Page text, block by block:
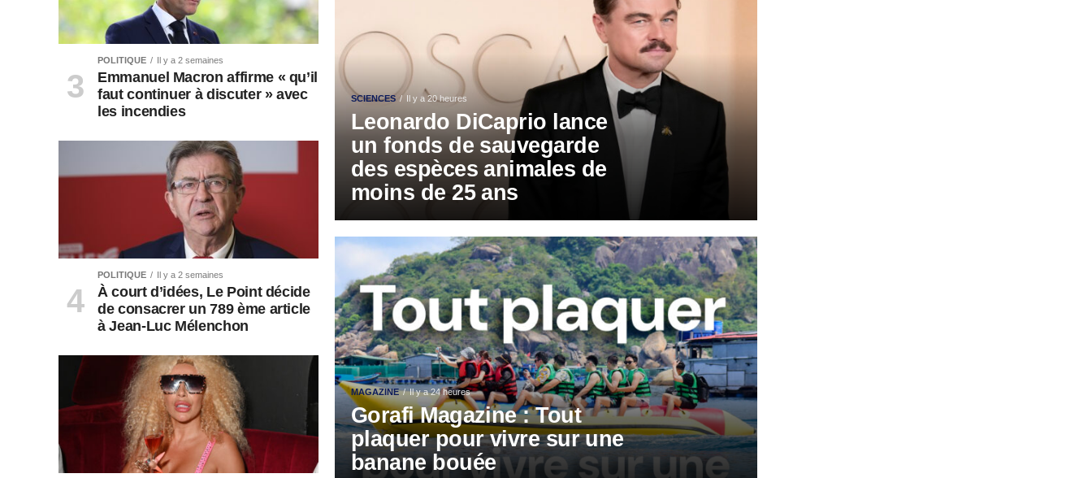
SCIENCES Il y a 20 heures
Leonardo DiCaprio lance
un fonds de sauvegarde
des espèces animales de
moins de 25 ans
MAGAZINE Il y a 24 heures
Gorafi Magazine : Tout
plaquer pour vivre sur une
banane bouée
POLITIQUE Il y a 2 semaines
Emmanuel Macron affirme « qu’il
faut continuer à discuter » avec
les incendies
POLITIQUE Il y a 2 semaines
À court d’idées, Le Point décide
de consacrer un 789 ème article
à Jean-Luc Mélenchon